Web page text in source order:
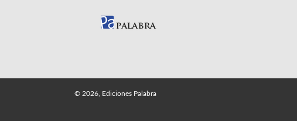
© 2026, Ediciones Palabra